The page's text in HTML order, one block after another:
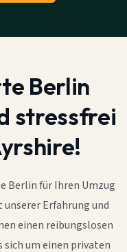
Berlin
stressfrei
Berlin für Ihren Umzug
Erfahrung und
einen reibungslosen
sich um einen privaten